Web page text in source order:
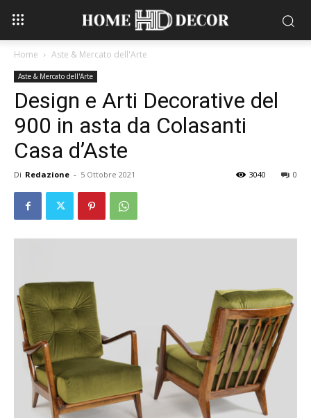
Home Aste & Mercato dell'Arte
Aste & Mercato dell'Arte
Design e Arti Decorative del
900 in asta da Colasanti
Casa d’Aste
Di Redazione - 5 Ottobre 2021 0
3040